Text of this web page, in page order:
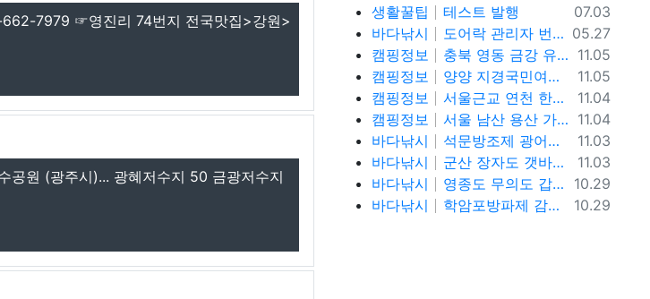
7979 ☞영진리 74번지 전국맛집>강원>
공원 (광주시)... 광혜저수지 50 금광저수지
등록일
07.03
생활꿀팁
테스트 발행
등록일
05.27
바다낚시
도어락 관리자 번호 설정과 안전하게 관리하는 방법
등록일
11.05
캠핑정보
충북 영동 금강 유원지 강변뷰 무료 노지 차박캠핑 가볼만한곳
등록일
11.05
캠핑정보
양양 지경국민여가캠핑장, 강릉 바다뷰 노지 차박캠핑 가볼만한곳
등록일
11.04
캠핑정보
서울근교 연천 한탄강 유원지 무료노지 차박캠핑 가볼만한곳
등록일
11.04
캠핑정보
서울 남산 용산 가을단풍 명소, 남산야외식물원, 남산골한옥마을, 이태원로 단풍길, 청파로 단풍길, 서울 단풍 트래킹 가볼만한곳
등록일
11.03
바다낚시
석문방조제 광어낚시 사리물때 끝날물 광어포인트 추천
등록일
11.03
바다낚시
군산 장자도 갯바위 풀치 갈치 워킹 루어낚시 포인트
등록일
10.29
바다낚시
영종도 무의도 갑오징어 워킹 루어낚시 포인트 및 채비정보
등록일
10.29
바다낚시 학암포방파제 감성돔, 고등어,학꽁치 원투낚시 바다낚시 포인트 추천